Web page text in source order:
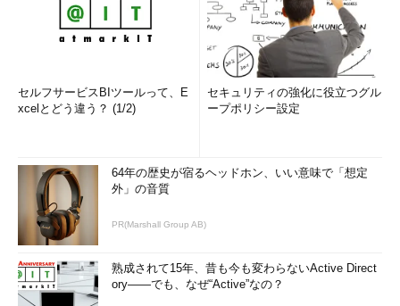
セルフサービスBIツールって、E
xcelとどう違う？ (1/2)
セキュリティの強化に役立つグル
ープポリシー設定
64年の歴史が宿るヘッドホン、いい意味で「想定
外」の音質
PR(Marshall Group AB)
熟成されて15年、昔も今も変わらないActive Direct
ory――でも、なぜ“Active”なの？